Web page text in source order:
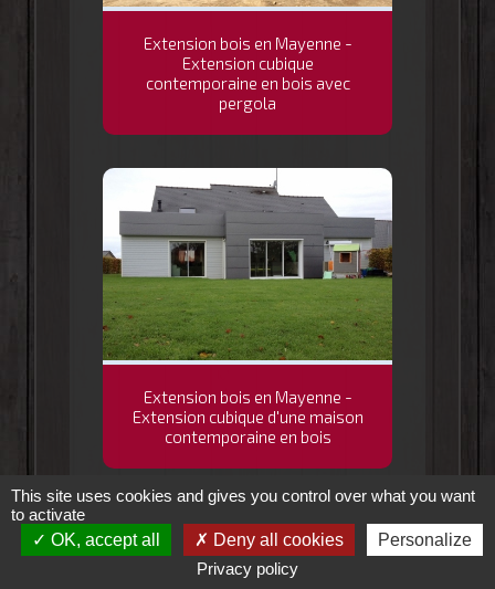
Extension bois en Mayenne -
Extension cubique
contemporaine en bois avec
pergola
Extension bois en Mayenne -
Extension cubique d'une maison
contemporaine en bois
This site uses cookies and gives you control over what you want
to activate
OK, accept all
Deny all cookies
Personalize
Privacy policy